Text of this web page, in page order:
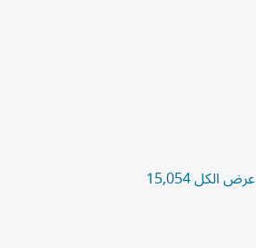
عرض الكل 15,054